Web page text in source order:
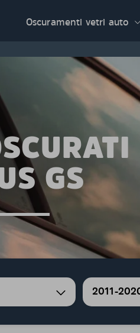
Oscuramenti vetri auto
GS
2011-